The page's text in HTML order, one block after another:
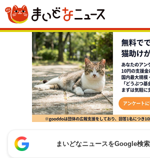
まいどなニュースをGoogle検